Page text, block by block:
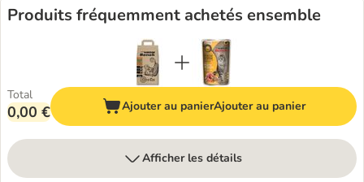
Produits fréquemment achetés ensemble
Total
0,00 € Ajouter au panierAjouter au panier
Afficher les détails